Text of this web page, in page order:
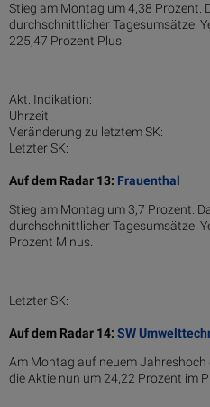
Stieg am Montag um 4,38 Prozent.
durchschnittlicher Tagesumsätze.
225,47 Prozent Plus.
Akt. Indikation:
Uhrzeit:
Veränderung zu letztem SK:
Letzter SK:
Auf dem Radar 13: Frauenthal
Stieg am Montag um 3,7 Prozent.
durchschnittlicher Tagesumsätze.
Prozent Minus.
Letzter SK:
Auf dem Radar 14: SW
Am Montag auf neuem Jahreshoch
die Aktie nun um 24,22 Prozent im